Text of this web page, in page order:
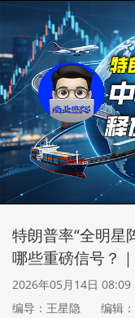
特朗普率“全明星
哪些重磅信号？
2026年05月14日 08:09
编导：王星隐
编辑